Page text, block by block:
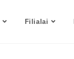
Filialai